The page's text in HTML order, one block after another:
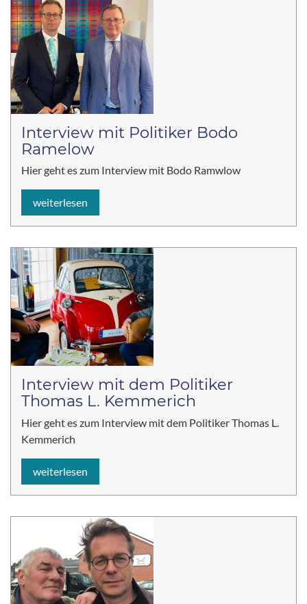
Interview mit Politiker Bodo
Ramelow
Hier geht es zum Interview mit Bodo Ramwlow
weiterlesen
Interview mit dem Politiker
Thomas L. Kemmerich
Hier geht es zum Interview mit dem Politiker Thomas L.
Kemmerich
weiterlesen